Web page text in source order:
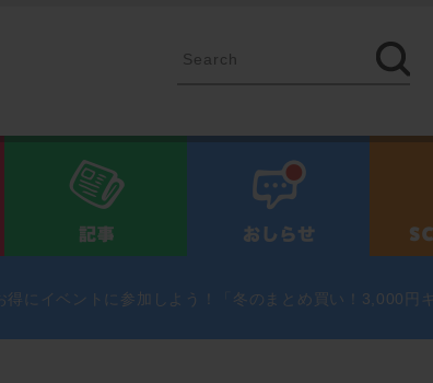
得にイベントに参加しよう！「冬のまとめ買い！3,000円